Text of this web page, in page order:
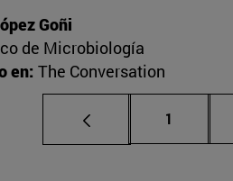
Goñi
de Microbiología
en: The Conversation
Página
1